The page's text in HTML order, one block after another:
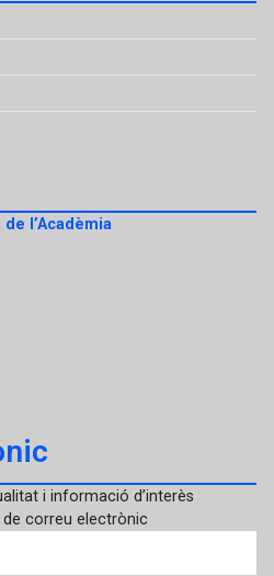
l’Acadèmia
i informació d’interès
correu electrònic